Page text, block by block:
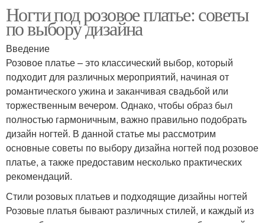
Ногти под розовое платье: советы
по выбору дизайна
Введение
Розовое платье – это классический выбор, который
подходит для различных мероприятий, начиная от
романтического ужина и заканчивая свадьбой или
торжественным вечером. Однако, чтобы образ был
полностью гармоничным, важно правильно подобрать
дизайн ногтей. В данной статье мы рассмотрим
основные советы по выбору дизайна ногтей под розовое
платье, а также предоставим несколько практических
рекомендаций.
Стили розовых платьев и подходящие дизайны ногтей
Розовые платья бывают различных стилей, и каждый из